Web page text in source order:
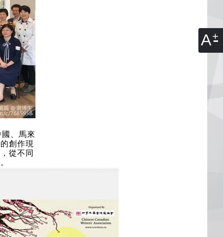
A
、馬來
創作現
從不同